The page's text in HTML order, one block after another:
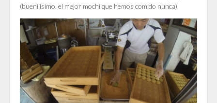
(buenííísimo, el mejor mochi que hemos comido nunca).